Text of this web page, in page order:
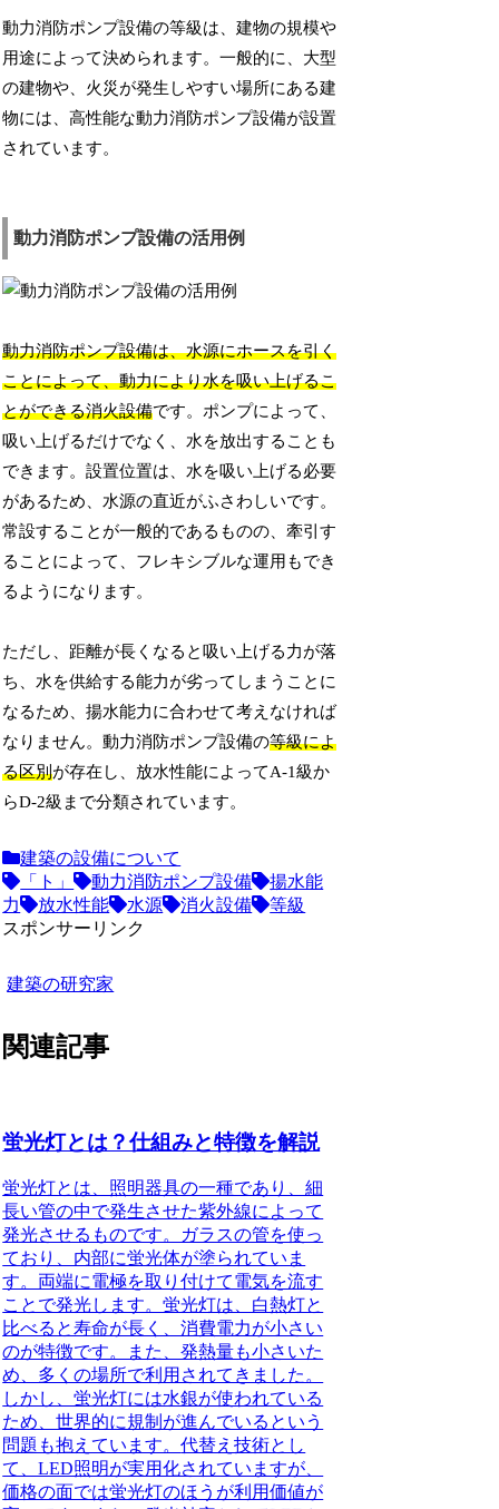
動力消防ポンプ設備の等級は、建物の規模や
用途によって決められます。一般的に、大型
の建物や、火災が発生しやすい場所にある建
物には、高性能な動力消防ポンプ設備が設置
されています。
動力消防ポンプ設備の活用例
動力消防ポンプ設備は、水源にホースを引く
ことによって、動力により水を吸い上げるこ
とができる消火設備です。ポンプによって、
吸い上げるだけでなく、水を放出することも
できます。設置位置は、水を吸い上げる必要
があるため、水源の直近がふさわしいです。
常設することが一般的であるものの、牽引す
ることによって、フレキシブルな運用もでき
るようになります。
ただし、距離が長くなると吸い上げる力が落
ち、水を供給する能力が劣ってしまうことに
なるため、揚水能力に合わせて考えなければ
なりません。動力消防ポンプ設備の等級によ
る区別が存在し、放水性能によってA-1級か
らD-2級まで分類されています。
建築の設備について
「ト」
動力消防ポンプ設備
揚水能
力
放水性能 水源 消火設備
等級
スポンサーリンク
建築の研究家
関連記事
蛍光灯とは？仕組みと特徴を解説
蛍光灯とは、照明器具の一種であり、細
長い管の中で発生させた紫外線によって
発光させるものです。ガラスの管を使っ
ており、内部に蛍光体が塗られていま
す。両端に電極を取り付けて電気を流す
ことで発光します。蛍光灯は、白熱灯と
比べると寿命が長く、消費電力が小さい
のが特徴です。また、発熱量も小さいた
め、多くの場所で利用されてきました。
しかし、蛍光灯には水銀が使われている
ため、世界的に規制が進んでいるという
問題も抱えています。代替え技術とし
て、LED照明が実用化されていますが、
価格の面では蛍光灯のほうが利用価値が